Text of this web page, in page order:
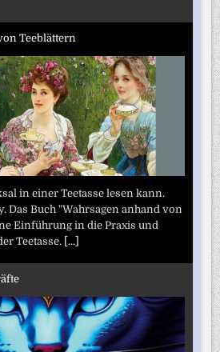
Teeblättern
in einer Teetasse lesen kann.
Das Buch "Wahrsagen anhand von
Einführung in die Praxis und
Teetasse. [...]